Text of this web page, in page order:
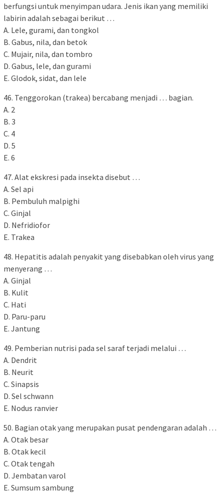
berfungsi untuk menyimpan udara. Jenis ikan yang memiliki
labirin adalah sebagai berikut …
A. Lele, gurami, dan tongkol
B. Gabus, nila, dan betok
C. Mujair, nila, dan tombro
D. Gabus, lele, dan gurami
E. Glodok, sidat, dan lele
46. Tenggorokan (trakea) bercabang menjadi … bagian.
A. 2
B. 3
C. 4
D. 5
E. 6
47. Alat ekskresi pada insekta disebut …
A. Sel api
B. Pembuluh malpighi
C. Ginjal
D. Nefridiofor
E. Trakea
48. Hepatitis adalah penyakit yang disebabkan oleh virus yang
menyerang …
A. Ginjal
B. Kulit
C. Hati
D. Paru-paru
E. Jantung
49. Pemberian nutrisi pada sel saraf terjadi melalui …
A. Dendrit
B. Neurit
C. Sinapsis
D. Sel schwann
E. Nodus ranvier
50. Bagian otak yang merupakan pusat pendengaran adalah …
A. Otak besar
B. Otak kecil
C. Otak tengah
D. Jembatan varol
E. Sumsum sambung